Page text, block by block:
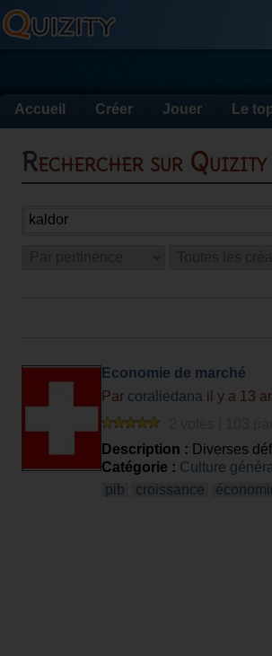
Accueil Créer Jouer Le
Rechercher sur Quizity
Economie de marché
Par coraliedana il y a 13
Description : Diverses
Catégorie : Culture
pib
croissance